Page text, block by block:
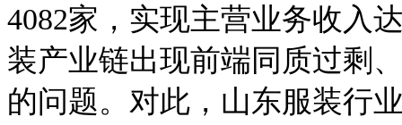
4082家，实现主营业务收入
装产业链出现前端同质过剩
的问题。对此，山东服装行